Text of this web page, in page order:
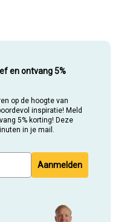
en ontvang 5%
op de hoogte van
inspiratie! Meld
5% korting! Deze
in je mail.
Aanmelden